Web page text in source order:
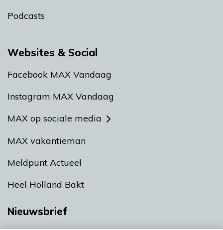
Podcasts
Websites & Social
Facebook MAX Vandaag
Instagram MAX Vandaag
MAX op sociale media
MAX vakantieman
Meldpunt Actueel
Heel Holland Bakt
Nieuwsbrief